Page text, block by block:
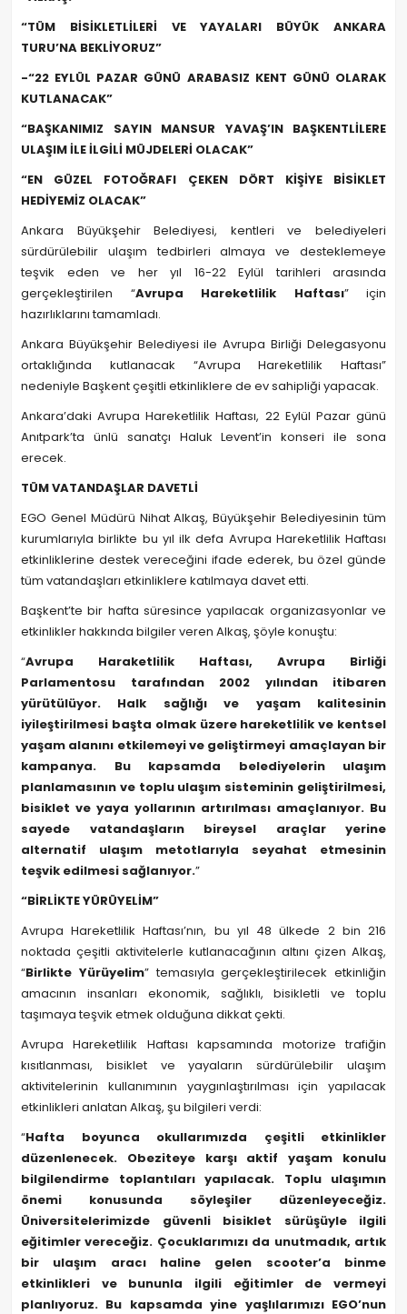
“TÜM BİSİKLETLİLERİ VE YAYALARI BÜYÜK ANKARA
TURU’NA BEKLİYORUZ”
-“22 EYLÜL PAZAR GÜNÜ ARABASIZ KENT GÜNÜ OLARAK
KUTLANACAK”
“BAŞKANIMIZ SAYIN MANSUR YAVAŞ’IN BAŞKENTLİLERE
ULAŞIM İLE İLGİLİ MÜJDELERİ OLACAK”
“EN GÜZEL FOTOĞRAFI ÇEKEN DÖRT KİŞİYE BİSİKLET
HEDİYEMİZ OLACAK”
Ankara Büyükşehir Belediyesi, kentleri ve belediyeleri
sürdürülebilir ulaşım tedbirleri almaya ve desteklemeye
teşvik eden ve her yıl 16-22 Eylül tarihleri arasında
gerçekleştirilen “Avrupa Hareketlilik Haftası” için
hazırlıklarını tamamladı.
Ankara Büyükşehir Belediyesi ile Avrupa Birliği Delegasyonu
ortaklığında kutlanacak “Avrupa Hareketlilik Haftası”
nedeniyle Başkent çeşitli etkinliklere de ev sahipliği yapacak.
Ankara’daki Avrupa Hareketlilik Haftası, 22 Eylül Pazar günü
Anıtpark’ta ünlü sanatçı Haluk Levent’in konseri ile sona
erecek.
TÜM VATANDAŞLAR DAVETLİ
EGO Genel Müdürü Nihat Alkaş, Büyükşehir Belediyesinin tüm
kurumlarıyla birlikte bu yıl ilk defa Avrupa Hareketlilik Haftası
etkinliklerine destek vereceğini ifade ederek, bu özel günde
tüm vatandaşları etkinliklere katılmaya davet etti.
Başkent’te bir hafta süresince yapılacak organizasyonlar ve
etkinlikler hakkında bilgiler veren Alkaş, şöyle konuştu:
“Avrupa Haraketlilik Haftası, Avrupa Birliği
Parlamentosu tarafından 2002 yılından itibaren
yürütülüyor. Halk sağlığı ve yaşam kalitesinin
iyileştirilmesi başta olmak üzere hareketlilik ve kentsel
yaşam alanını etkilemeyi ve geliştirmeyi amaçlayan bir
kampanya. Bu kapsamda belediyelerin ulaşım
planlamasının ve toplu ulaşım sisteminin geliştirilmesi,
bisiklet ve yaya yollarının artırılması amaçlanıyor. Bu
sayede vatandaşların bireysel araçlar yerine
alternatif ulaşım metotlarıyla seyahat etmesinin
teşvik edilmesi sağlanıyor.”
“BİRLİKTE YÜRÜYELİM”
Avrupa Hareketlilik Haftası’nın, bu yıl 48 ülkede 2 bin 216
noktada çeşitli aktivitelerle kutlanacağının altını çizen Alkaş,
“Birlikte Yürüyelim” temasıyla gerçekleştirilecek etkinliğin
amacının insanları ekonomik, sağlıklı, bisikletli ve toplu
taşımaya teşvik etmek olduğuna dikkat çekti.
Avrupa Hareketlilik Haftası kapsamında motorize trafiğin
kısıtlanması, bisiklet ve yayaların sürdürülebilir ulaşım
aktivitelerinin kullanımının yaygınlaştırılması için yapılacak
etkinlikleri anlatan Alkaş, şu bilgileri verdi:
“Hafta boyunca okullarımızda çeşitli etkinlikler
düzenlenecek. Obeziteye karşı aktif yaşam konulu
bilgilendirme toplantıları yapılacak. Toplu ulaşımın
önemi konusunda söyleşiler düzenleyeceğiz.
Üniversitelerimizde güvenli bisiklet sürüşüyle ilgili
eğitimler vereceğiz. Çocuklarımızı da unutmadık, artık
bir ulaşım aracı haline gelen scooter’a binme
etkinlikleri ve bununla ilgili eğitimler de vermeyi
planlıyoruz. Bu kapsamda yine yaşlılarımızı EGO’nun